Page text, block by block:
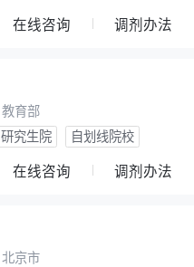
在线咨询 调剂办法
教育部
研究生院 自划线院校
在线咨询 调剂办法
北京市